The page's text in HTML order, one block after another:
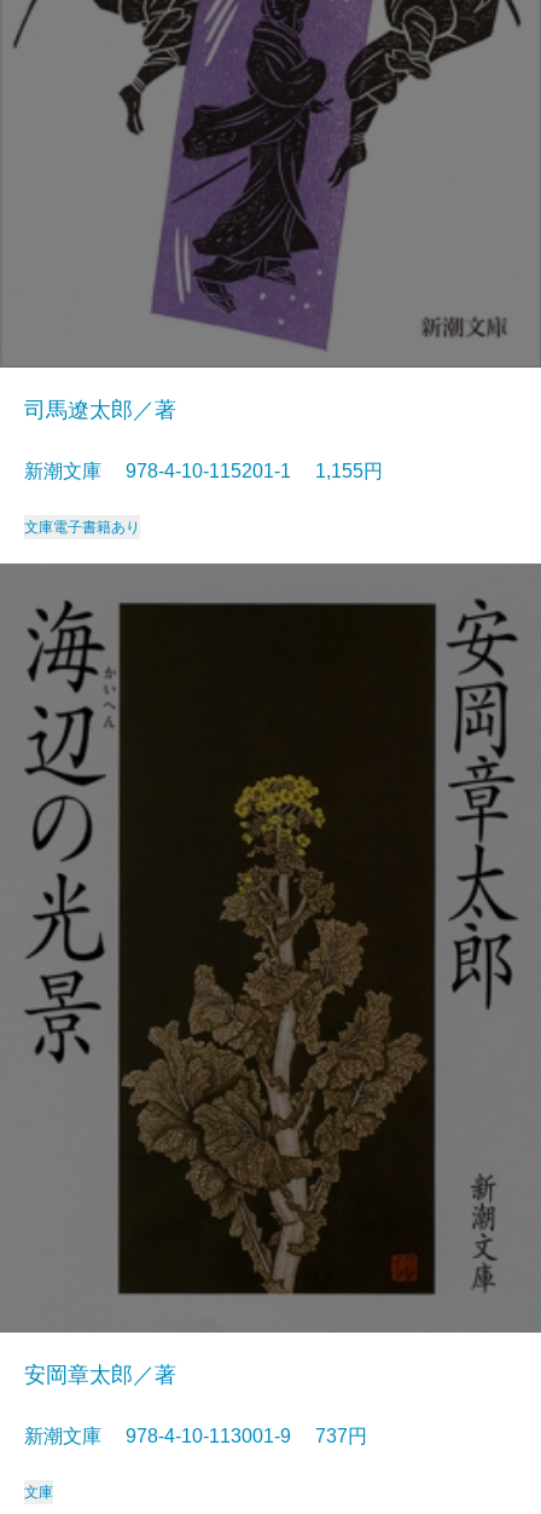
司馬遼太郎／著
新潮文庫 978-4-10-115201-1 1,155円
文庫電子書籍あり
安岡章太郎／著
新潮文庫 978-4-10-113001-9 737円
文庫